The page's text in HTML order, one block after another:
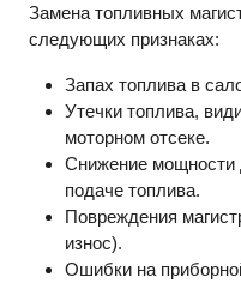
Замена топливных
следующих признаках:
Запах топлива в
Утечки топлива,
моторном отсеке.
Снижение мощности
подаче топлива.
Повреждения
износ).
Ошибки на